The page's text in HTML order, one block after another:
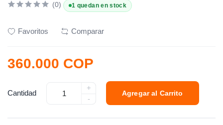
(0) 1 quedan en stock
Favoritos Comparar
360.000 COP
Cantidad
+
-
Agregar al Carrito